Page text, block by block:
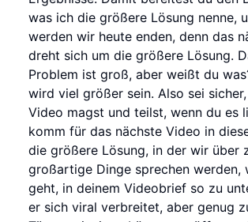
was ich die größere Lösung nenne,
werden wir heute enden, denn das
dreht sich um die größere Lösung.
Problem ist groß, aber weißt du
wird viel größer sein. Also sei
Video magst und teilst, wenn du es
komm für das nächste Video in
die größere Lösung, in der wir über
großartige Dinge sprechen werden,
geht, in deinem Videobrief so zu
er sich viral verbreitet, aber genug